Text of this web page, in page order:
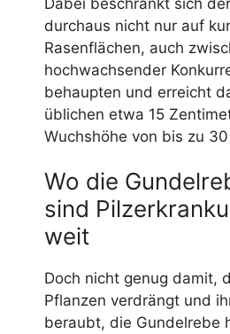
durchaus nicht nur auf
Rasenflächen, auch
hochwachsender
behaupten und erreicht
üblichen etwa 15
Wuchshöhe von bis zu
Wo die
sind
weit
Doch nicht genug damit,
Pflanzen verdrängt und
beraubt, die Gundelrebe